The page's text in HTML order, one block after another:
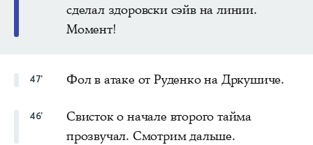
сделал здоровски сэйв на линии.
Момент!
47' Фол в атаке от Руденко на Дркушиче.
46'
Свисток о начале второго тайма
прозвучал. Смотрим дальше.